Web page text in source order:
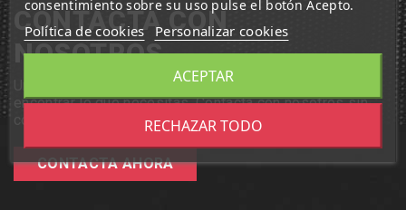
CONTACTA CON
NOSOTROS
Un equipo profesional de Iruña Bikes te ayudará a
encontrar lo que necesitas. Contacta con nosotros sin
compromiso, te estamos esperando.
CONTACTA AHORA
consentimiento sobre su uso pulse el botón Acepto.
Política de cookies Personalizar cookies
RECHAZAR TODO
ACEPTAR